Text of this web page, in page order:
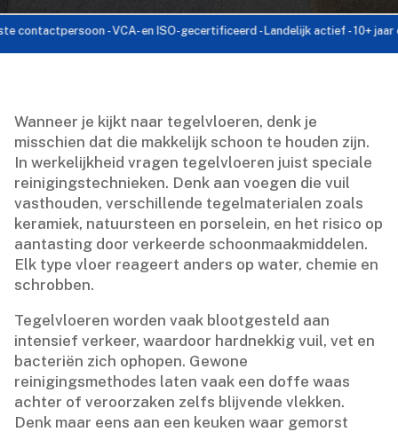
- VCA- en ISO-gecertificeerd - Landelijk actief - 10+ jaar
Wanneer je kijkt naar tegelvloeren, denk je
misschien dat die makkelijk schoon te houden zijn.​
In werkelijkheid vragen tegelvloeren juist speciale
reinigingstechnieken.​ Denk aan voegen die vuil
vasthouden, verschillende tegelmaterialen zoals
keramiek, natuursteen en porselein, en het risico op
aantasting door verkeerde schoonmaakmiddelen.​
Elk type vloer reageert anders op water, chemie en
schrobben.​
Tegelvloeren worden vaak blootgesteld aan
intensief verkeer, waardoor hardnekkig vuil, vet en
bacteriën zich ophopen.​ Gewone
reinigingsmethodes laten vaak een doffe waas
achter of veroorzaken zelfs blijvende vlekken.​
Denk maar eens aan een keuken waar gemorst